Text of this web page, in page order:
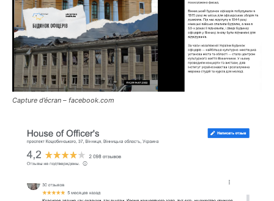
Capture d’écran – facebook.com